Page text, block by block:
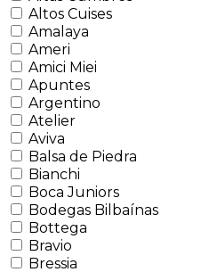
Altos Cuises
Amalaya
Ameri
Amici Miei
Apuntes
Argentino
Atelier
Aviva
Balsa de Piedra
Bianchi
Boca Juniors
Bodegas Bilbaínas
Bottega
Bravio
Bressia